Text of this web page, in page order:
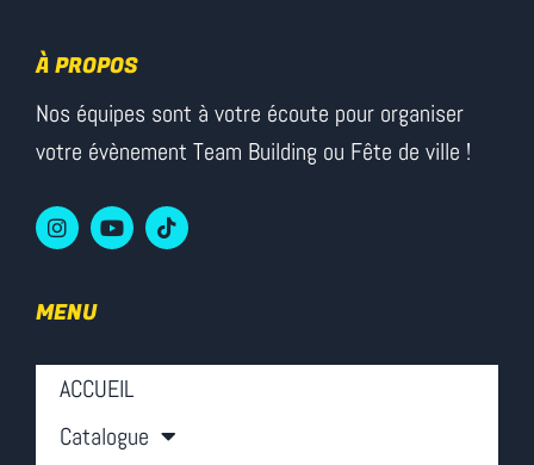
À PROPOS
Nos équipes sont à votre écoute pour organiser
votre évènement Team Building ou Fête de ville !
MENU
ACCUEIL
Catalogue